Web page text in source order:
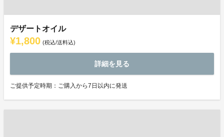
デザートオイル
¥1,800 (税込/送料込)
詳細を見る
ご提供予定時期：ご購入から7日以内に発送